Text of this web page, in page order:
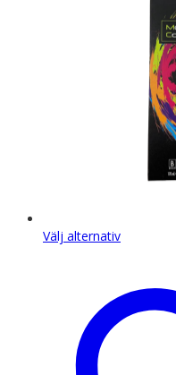
Välj alternativDen
har
varianter.